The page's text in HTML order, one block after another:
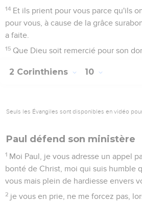
14 Et ils prient pour vous parce qu'ils
pour vous, à cause de la grâce
a faite.
15 Que Dieu soit remercié pour son
2 Corinthiens 10
Seuls les Évangiles sont disponibles en vidéo
Paul défend son ministère
1 Moi Paul, je vous adresse un appel
bonté de Christ, moi qui suis humble
vous mais plein de hardiesse envers
2 je vous en prie, ne me forcez pas,